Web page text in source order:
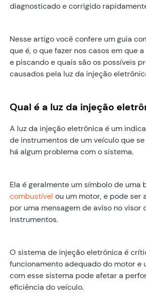
diagnosticado e corrigido
Nesse artigo você confere um guia
que é, o que fazer nos casos em que
e piscando e quais são os possíveis
causados pela luz da injeção
Qual é a luz da injeção
A luz da injeção eletrônica é um
de instrumentos de um veículo que
há algum problema com o sistema.
Ela é geralmente um símbolo de uma
combustível ou um motor, e pode ser
por uma mensagem de aviso no visor
instrumentos.
O sistema de injeção eletrônica é
funcionamento adequado do motor e
com esse sistema pode afetar a
eficiência do veículo.